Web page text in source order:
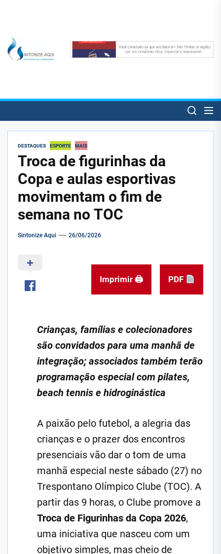
content
SintonizeAqui
DESTAQUES ESPORTE MAIS
Troca de figurinhas da
Copa e aulas esportivas
movimentam o fim de
semana no TOC
Sintonize Aqui 26/06/2026
Imprimir 🖨 PDF
Crianças, famílias e colecionadores
são convidados para uma manhã de
integração; associados também terão
programação especial com pilates,
beach tennis e hidroginástica
A paixão pelo futebol, a alegria das
crianças e o prazer dos encontros
presenciais vão dar o tom de uma
manhã especial neste sábado (27) no
Trespontano Olímpico Clube (TOC). A
partir das 9 horas, o Clube promove a
Troca de Figurinhas da Copa 2026,
uma iniciativa que nasceu com um
objetivo simples, mas cheio de